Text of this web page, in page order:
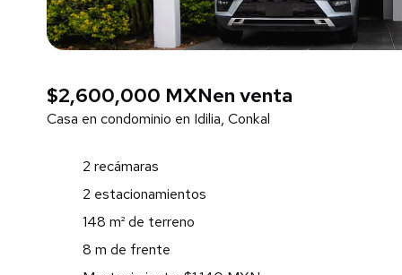
$2,600,000 MXNen venta
Casa en condominio en Idilia, Conkal
2 recámaras
2 estacionamientos
148 m² de terreno
8 m de frente